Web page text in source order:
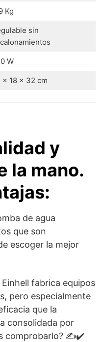
Kg
sin
W
x 18 x 32 cm
y
la mano.
de agua
que son
escoger la mejor
fabrica equipos
pero especialmente
que la
consolidada por
comprobarlo? ✍️✔️